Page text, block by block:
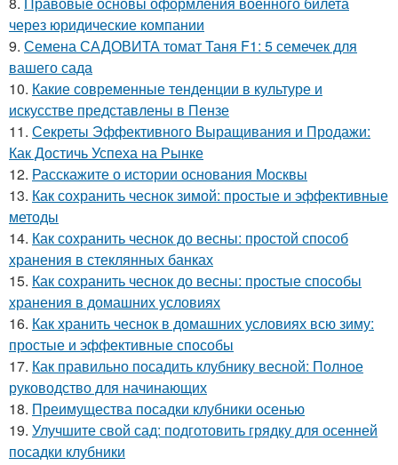
через юридические компании
9. Семена САДОВИТА томат Таня F1: 5 семечек для
вашего сада
10. Какие современные тенденции в культуре и
искусстве представлены в Пензе
11. Секреты Эффективного Выращивания и Продажи:
Как Достичь Успеха на Рынке
12. Расскажите о истории основания Москвы
13. Как сохранить чеснок зимой: простые и эффективные
методы
14. Как сохранить чеснок до весны: простой способ
хранения в стеклянных банках
15. Как сохранить чеснок до весны: простые способы
хранения в домашних условиях
16. Как хранить чеснок в домашних условиях всю зиму:
простые и эффективные способы
17. Как правильно посадить клубнику весной: Полное
руководство для начинающих
18. Преимущества посадки клубники осенью
19. Улучшите свой сад: подготовить грядку для осенней
посадки клубники